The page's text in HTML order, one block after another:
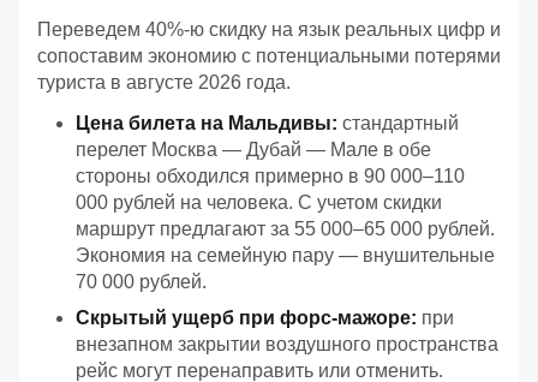
Переведем 40%-ю скидку на язык реальных цифр и
сопоставим экономию с потенциальными потерями
туриста в августе 2026 года.
Цена билета на Мальдивы: стандартный
перелет Москва — Дубай — Мале в обе
стороны обходился примерно в 90 000–110
000 рублей на человека. С учетом скидки
маршрут предлагают за 55 000–65 000 рублей.
Экономия на семейную пару — внушительные
70 000 рублей.
Скрытый ущерб при форс-мажоре: при
внезапном закрытии воздушного пространства
рейс могут перенаправить или отменить.